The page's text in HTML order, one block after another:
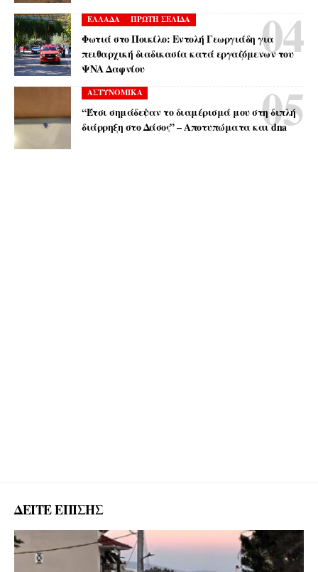
ΕΛΛΑΔΑ ΠΡΩΤΗ ΣΕΛΙΔΑ
Φωτιά στο Ποικίλο: Εντολή Γεωργιάδη για
πειθαρχική διαδικασία κατά εργαζόμενων του
ΨΝΑ Δαφνίου
ΑΣΤΥΝΟΜΙΚΑ
“Έτσι σημάδεψαν το διαμέρισμά μου στη διπλή
διάρρηξη στο Δάσος” – Αποτυπώματα και dna
ΔΕΙΤΕ ΕΠΙΣΗΣ